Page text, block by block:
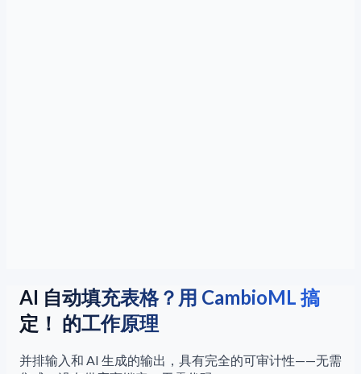
AI 自动填充表格？用 CambioML 搞
定！ 的工作原理
并排输入和 AI 生成的输出，具有完全的可审计性——无需